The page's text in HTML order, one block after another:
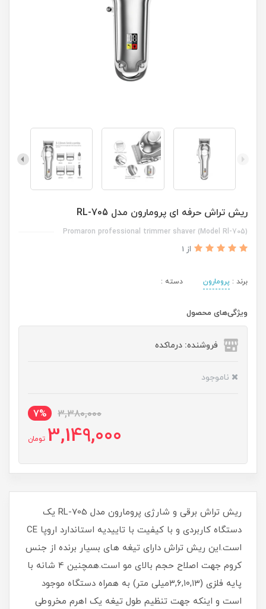
ریش تراش حرفه ای پرومارون مدل RL-705
Promaron professional trimmer shaver (Model Rl-705)
از 1
برند : پرومارون دسته :
ویژگی‌های محصول
فروشنده: درماکده
ناموجود
3,380,000
7%
3,149,000 تومان
ریش تراش برقی و شارژی پرومارون مدل RL-705 یک
دستگاه کاربردی و با کیفیت با تاییدیه استاندارد اروپا CE
است.این ریش تراش دارای تیغه های بسیار برنده از جنس
کروم جهت اصلاح حجم بالای مو است.همچنین 4 شانه با
پایه فلزی (۳,۶,۱۰,۱۳میلی متر) به همراه دستگاه موجود
است و اینکه جهت تنظیم طول تیغه یک اهرم مخروطی